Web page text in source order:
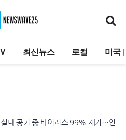
최신뉴스 로컬 미국
실내 공기 중 바이러스 99% 제거…인